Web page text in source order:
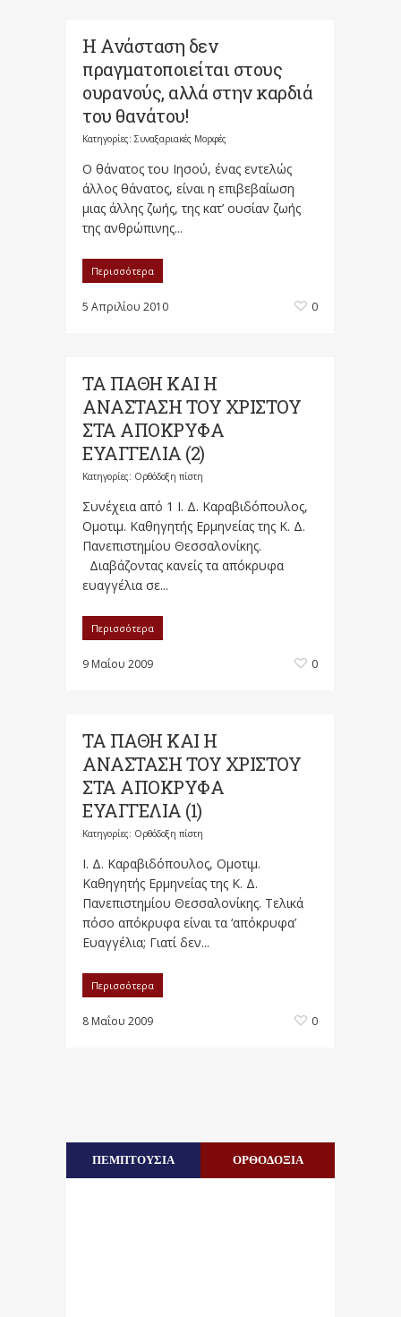
Η Ανάσταση δεν
πραγματοποιείται στους
ουρανούς, αλλά στην καρδιά
του θανάτου!
Κατηγορίες: Συναξαριακές Μορφές
Ο θάνατος του Ιησού, ένας εντελώς
άλλος θάνατος, είναι η επιβεβαίωση
μιας άλλης ζωής, της κατ’ ουσίαν ζωής
της ανθρώπινης...
Περισσότερα
5 Απριλίου 2010 0
ΤΑ ΠΑΘΗ ΚΑΙ Η
ΑΝΑΣΤΑΣΗ ΤΟΥ ΧΡΙΣΤΟΥ
ΣΤΑ ΑΠΟΚΡΥΦΑ
ΕΥΑΓΓΕΛΙΑ (2)
Κατηγορίες: Ορθόδοξη πίστη
Συνέχεια από 1 Ι. Δ. Καραβιδόπουλος,
Ομοτιμ. Καθηγητής Ερμηνείας της Κ. Δ.
Πανεπιστημίου Θεσσαλονίκης.
Διαβάζοντας κανείς τα απόκρυφα
ευαγγέλια σε...
Περισσότερα
9 Μαΐου 2009 0
ΤΑ ΠΑΘΗ ΚΑΙ Η
ΑΝΑΣΤΑΣΗ ΤΟΥ ΧΡΙΣΤΟΥ
ΣΤΑ ΑΠΟΚΡΥΦΑ
ΕΥΑΓΓΕΛΙΑ (1)
Κατηγορίες: Ορθόδοξη πίστη
Ι. Δ. Καραβιδόπουλος, Ομοτιμ.
Καθηγητής Ερμηνείας της Κ. Δ.
Πανεπιστημίου Θεσσαλονίκης. Τελικά
πόσο απόκρυφα είναι τα ‘απόκρυφα’
Ευαγγέλια; Γιατί δεν...
Περισσότερα
8 Μαΐου 2009 0
ΠΕΜΠΤΟΥΣΙΑ ΟΡΘΟΔΟΞΙΑ